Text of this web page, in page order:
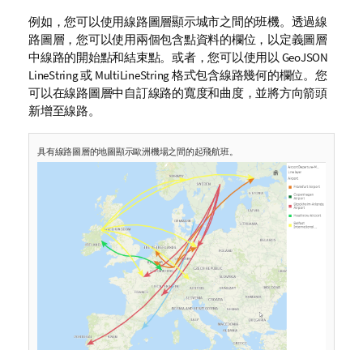
例如，您可以使用線路圖層顯示城市之間的班機。透過線
路圖層，您可以使用兩個包含點資料的欄位，以定義圖層
中線路的開始點和結束點。或者，您可以使用以 GeoJSON
LineString或 MultiLineString格式包含線路幾何的欄位。您
可以在線路圖層中自訂線路的寬度和曲度，並將方向箭頭
新增至線路。
具有線路圖層的地圖顯示歐洲機場之間的起飛航班。